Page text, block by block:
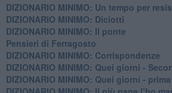
DIZIONARIO MINIMO: Un tempo per
DIZIONARIO MINIMO: Diciotti
DIZIONARIO MINIMO: Il ponte
Pensieri di Ferragosto
DIZIONARIO MINIMO: Corrispondenze
DIZIONARIO MINIMO: Quei giorni -
DIZIONARIO MINIMO: Quei giorni -